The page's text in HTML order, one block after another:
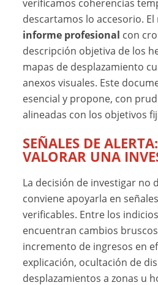
verificamos coherencias
descartamos lo accesorio.
informe profesional con
descripción objetiva de los
mapas de desplazamiento
anexos visuales. Este
esencial y propone, con
alineadas con los objetivos
SEÑALES DE
VALORAR UNA
La decisión de investigar no
conviene apoyarla en
verificables. Entre los
encuentran cambios
incremento de ingresos en
explicación, ocultación de
desplazamientos a zonas u